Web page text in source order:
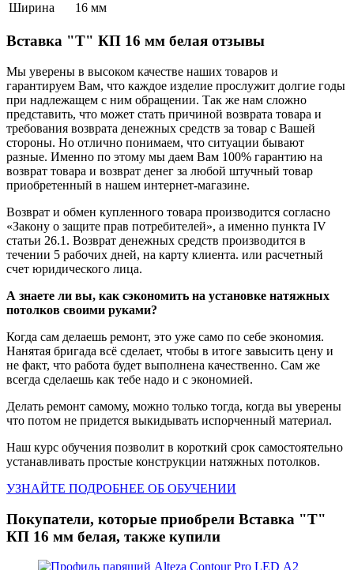
Ширина
16 мм
Вставка "Т" КП 16 мм белая отзывы
Мы уверены в высоком качестве наших товаров и
гарантируем Вам, что каждое изделие прослужит долгие годы
при надлежащем с ним обращении. Так же нам сложно
представить, что может стать причиной возврата товара и
требования возврата денежных средств за товар с Вашей
стороны. Но отлично понимаем, что ситуации бывают
разные. Именно по этому мы даем Вам 100% гарантию на
возврат товара и возврат денег за любой штучный товар
приобретенный в нашем интернет-магазине.
Возврат и обмен купленного товара производится согласно
«Закону о защите прав потребителей», а именно пункта IV
статьи 26.1. Возврат денежных средств производится в
течении 5 рабочих дней, на карту клиента. или расчетный
счет юридического лица.
А знаете ли вы, как сэкономить на установке натяжных
потолков своими руками?
Когда сам делаешь ремонт, это уже само по себе экономия.
Нанятая бригада всё сделает, чтобы в итоге завысить цену и
не факт, что работа будет выполнена качественно. Сам же
всегда сделаешь как тебе надо и с экономией.
Делать ремонт самому, можно только тогда, когда вы уверены
что потом не придется выкидывать испорченный материал.
Наш курс обучения позволит в короткий срок самостоятельно
устанавливать простые конструкции натяжных потолков.
УЗНАЙТЕ ПОДРОБНЕЕ ОБ ОБУЧЕНИИ
Покупатели, которые приобрели Вставка "Т"
КП 16 мм белая, также купили